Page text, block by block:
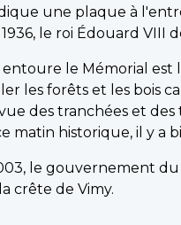
une plaque à
le roi Édouard VIII
entoure le Mémorial
les forêts et les bois
vue des tranchées et
matin historique, il y a
le gouvernement
crête de Vimy.